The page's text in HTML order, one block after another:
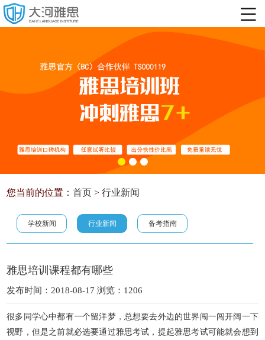
您当前的位置：首页 >行业新闻
学校新闻 行业新闻 备考指南
雅思培训课程都有哪些
发布时间：2018-08-17 浏览：1206
很多同学心中都有一个留洋梦，总想要去外边的世界闯一闯开阔一下
视野，但是之前就必选要通过雅思考试，提起雅思考试可能就会想到